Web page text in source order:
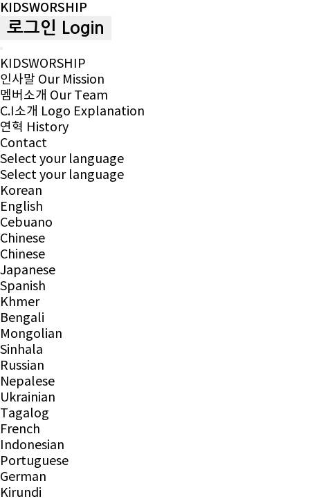
KIDSWORSHIP
로그인 Login
navigation
KIDSWORSHIP
인사말 Our Mission
멤버소개 Our Team
C.I소개 Logo Explanation
연혁 History
Contact
Select your language
Select your language
Korean
English
Cebuano
Chinese
Chinese
Japanese
Spanish
Khmer
Bengali
Mongolian
Sinhala
Russian
Nepalese
Ukrainian
Tagalog
French
Indonesian
Portuguese
German
Kirundi